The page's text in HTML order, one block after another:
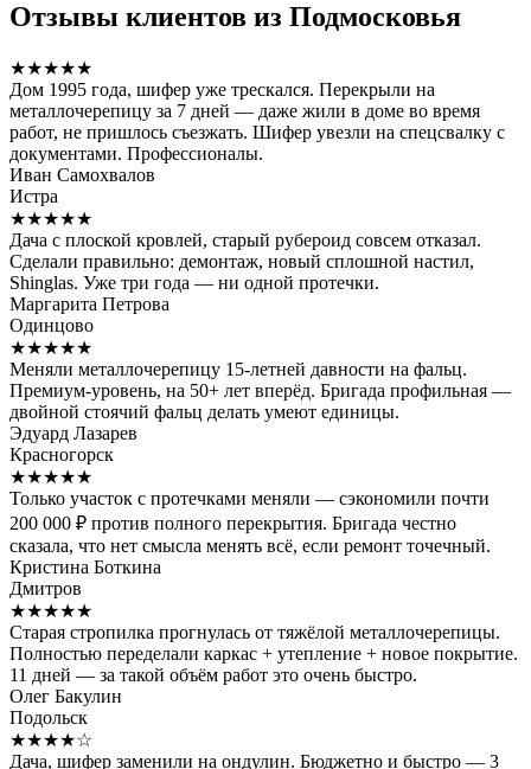
Отзывы клиентов из Подмосковья
★★★★★
Дом 1995 года, шифер уже трескался. Перекрыли на
металлочерепицу за 7 дней — даже жили в доме во время
работ, не пришлось съезжать. Шифер увезли на спецсвалку с
документами. Профессионалы.
Иван Самохвалов
Истра
★★★★★
Дача с плоской кровлей, старый рубероид совсем отказал.
Сделали правильно: демонтаж, новый сплошной настил,
Shinglas. Уже три года — ни одной протечки.
Маргарита Петрова
Одинцово
★★★★★
Меняли металлочерепицу 15-летней давности на фальц.
Премиум-уровень, на 50+ лет вперёд. Бригада профильная —
двойной стоячий фальц делать умеют единицы.
Эдуард Лазарев
Красногорск
★★★★★
Только участок с протечками меняли — сэкономили почти
200 000 ₽ против полного перекрытия. Бригада честно
сказала, что нет смысла менять всё, если ремонт точечный.
Кристина Боткина
Дмитров
★★★★★
Старая стропилка прогнулась от тяжёлой металлочерепицы.
Полностью переделали каркас + утепление + новое покрытие.
11 дней — за такой объём работ это очень быстро.
Олег Бакулин
Подольск
★★★★☆
Дача, шифер заменили на ондулин. Бюджетно и быстро — 3